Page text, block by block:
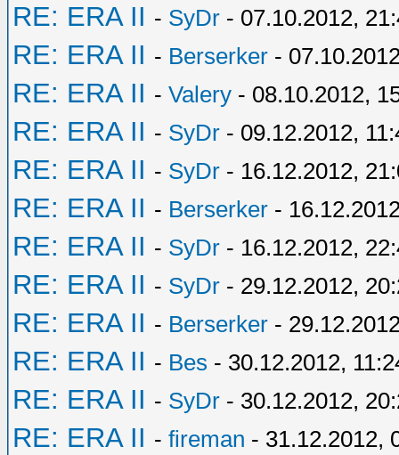
RE: ERA II - SyDr - 07.10.2012,
RE: ERA II - Berserker -
RE: ERA II - Valery - 08.10.2012,
RE: ERA II - SyDr - 09.12.2012,
RE: ERA II - SyDr - 16.12.2012,
RE: ERA II - Berserker -
RE: ERA II - SyDr - 16.12.2012,
RE: ERA II - SyDr - 29.12.2012,
RE: ERA II - Berserker -
RE: ERA II - Bes - 30.12.2012,
RE: ERA II - SyDr - 30.12.2012,
RE: ERA II - fireman - 31.12.2012,